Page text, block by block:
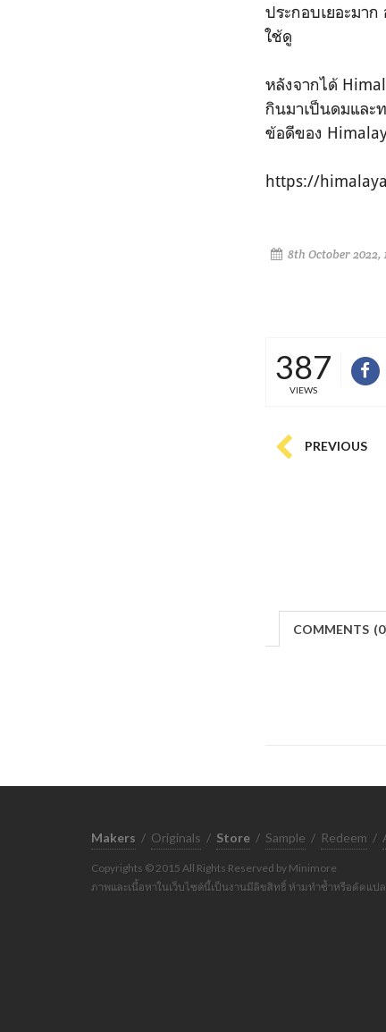
ประกอบเยอะมาก
ใช้ดู
หลังจากได้
กินมาเป็นดมและ
ข้อดีของ
https://
8th October 2022,
387
VIEWS
PREVIOUS
COMMENTS (
Makers / Originals / Store / Sample / Redeem /
Copyrights © 2015 All Rights Reserved by Minimore
ภาพและเนื้อหาในเว็บไซต์นี้เป็นงานมีลิขสิทธิ์ ห้ามทำซ้ำหรือดัดแป